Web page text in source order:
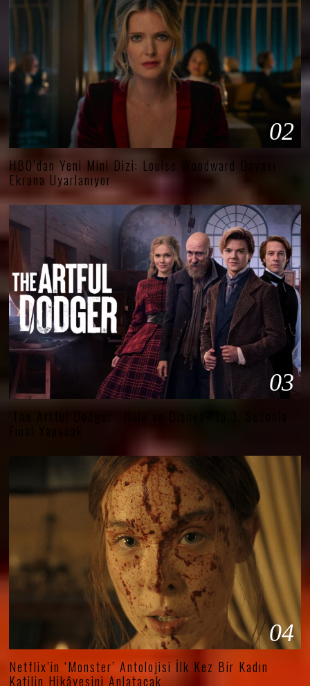
02
HBO’dan Yeni Mini Dizi: Louise Woodward Davası
Ekrana Uyarlanıyor
03
‘The Artful Dodger’, Hulu ve Disney+’ta 3. Sezonla
04
Netflix’in ‘Monster’ Antolojisi İlk Kez Bir Kadın
Katilin Hikâyesini Anlatacak